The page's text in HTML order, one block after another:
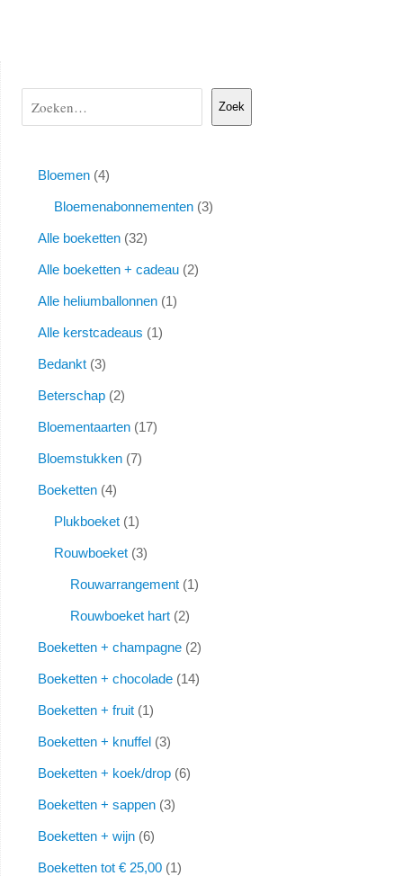
Zoek
Bloemen 4
Bloemenabonnementen 3
Alle boeketten 32
Alle boeketten + cadeau 2
Alle heliumballonnen 1
Alle kerstcadeaus 1
Bedankt 3
Beterschap 2
Bloementaarten 17
Bloemstukken 7
Boeketten 4
Plukboeket 1
Rouwboeket 3
Rouwarrangement 1
Rouwboeket hart 2
Boeketten + champagne 2
Boeketten + chocolade 14
Boeketten + fruit 1
Boeketten + knuffel 3
Boeketten + koek/drop 6
Boeketten + sappen 3
Boeketten + wijn 6
Boeketten tot € 25,00 1